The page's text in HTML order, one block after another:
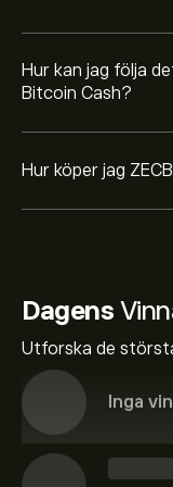
Hur kan jag följa
Bitcoin Cash?
Hur köper jag
Dagens
Utforska de
Inga